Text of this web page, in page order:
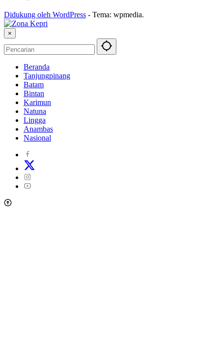
Didukung oleh WordPress - Tema: wpmedia.
×
Beranda
Tanjungpinang
Batam
Bintan
Karimun
Natuna
Lingga
Anambas
Nasional